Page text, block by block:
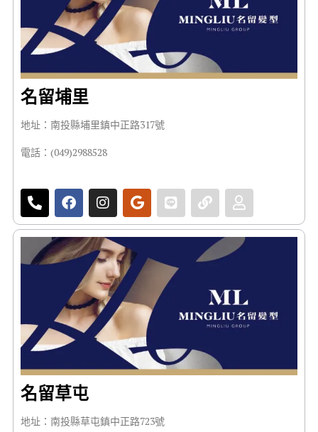
名留埔里
地址：南投縣埔里鎮中正路317號
電話：(049)2988528
名留草屯
地址：南投縣草屯鎮中正路723號